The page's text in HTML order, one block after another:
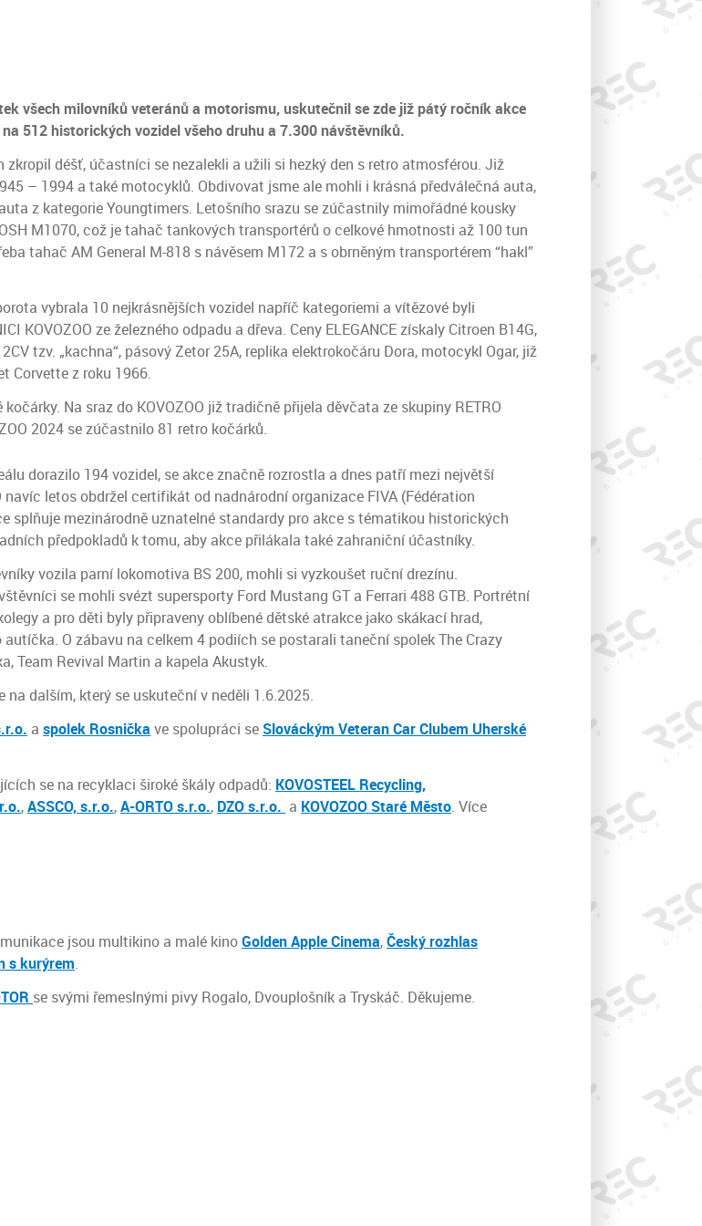
všech milovníků veteránů a motorismu, uskutečnil se zde již pátý ročník akce
na 512 historických vozidel všeho druhu a 7.300 návštěvníků.
déšť, účastníci se nezalekli a užili si hezký den s retro atmosférou. Již
– 1994 a také motocyklů. Obdivovat jsme ale mohli i krásná předválečná auta,
z kategorie Youngtimers. Letošního srazu se zúčastnily mimořádné kousky
M1070, což je tahač tankových transportérů o celkové hmotnosti až 100 tun
tahač AM General M-818 s návěsem M172 a s obrněným transportérem “hakl”
vybrala 10 nejkrásnějších vozidel napříč kategoriemi a vítězové byli
KOVOZOO ze železného odpadu a dřeva. Ceny ELEGANCE získaly Citroen B14G,
tzv. „kachna“, pásový Zetor 25A, replika elektrokočáru Dora, motocykl Ogar, již
Corvette z roku 1966.
Na sraz do KOVOZOO již tradičně přijela děvčata ze skupiny RETRO
2024 se zúčastnilo 81 retro kočárků.
dorazilo 194 vozidel, se akce značně rozrostla a dnes patří mezi největší
navíc letos obdržel certifikát od nadnárodní organizace FIVA (Fédération
splňuje mezinárodně uznatelné standardy pro akce s tématikou historických
předpokladů k tomu, aby akce přilákala také zahraniční účastníky.
vozila parní lokomotiva BS 200, mohli si vyzkoušet ruční drezínu.
se mohli svézt supersporty Ford Mustang GT a Ferrari 488 GTB. Portrétní
a pro děti byly připraveny oblíbené dětské atrakce jako skákací hrad,
O zábavu na celkem 4 podiích se postarali taneční spolek The Crazy
Team Revival Martin a kapela Akustyk.
dalším, který se uskuteční v neděli 1.6.2025.
a spolek Rosnička ve spolupráci se Slováckým Veteran Car Clubem Uherské
se na recyklaci široké škály odpadů: KOVOSTEEL Recycling,
,ASSCO, s.r.o.,A-ORTO s.r.o., DZO s.r.o. a KOVOZOO Staré Město. Více
jsou multikino a malé kinoGolden Apple Cinema,Český rozhlas
s kurýrem.
se svými řemeslnými pivy Rogalo, Dvouplošník a Tryskáč. Děkujeme.